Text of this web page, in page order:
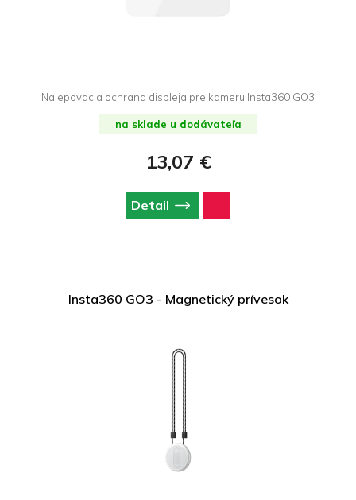
Nalepovacia ochrana displeja pre kameru Insta360 GO3
na sklade u dodávateľa
13,07 €
Detail
Insta360 GO3 - Magnetický prívesok